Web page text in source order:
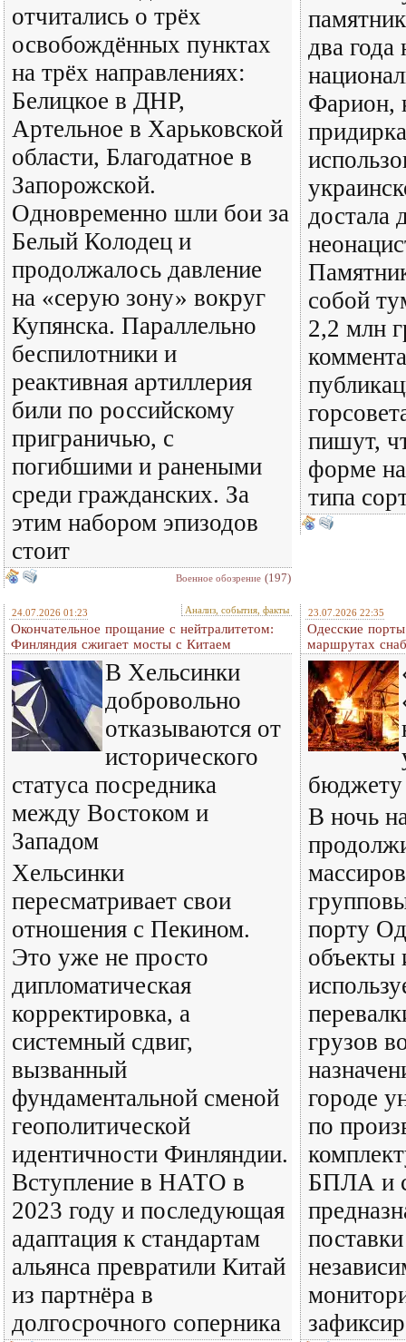
отчитались о трёх
освобождённых пунктах
на трёх направлениях:
Белицкое в ДНР,
Артельное в Харьковской
области, Благодатное в
Запорожской.
Одновременно шли бои за
Белый Колодец и
продолжалось давление
на «серую зону» вокруг
Купянска. Параллельно
беспилотники и
реактивная артиллерия
били по российскому
приграничью, с
погибшими и ранеными
среди гражданских. За
этим набором эпизодов
стоит
Военное обозрение (197)
два года
Фарион,
достала
собой
2,2 млн
пишут,
форме
типа
24.07.2026 01:23 Анализ, события, факты
Окончательное прощание с нейтралитетом:
Финляндия сжигает мосты с Китаем
В Хельсинки
добровольно
отказываются от
исторического
статуса посредника
между Востоком и
Западом
Хельсинки
пересматривает свои
отношения с Пекином.
Это уже не просто
дипломатическая
корректировка, а
системный сдвиг,
вызванный
фундаментальной сменой
геополитической
идентичности Финляндии.
Вступление в НАТО в
2023 году и последующая
адаптация к стандартам
альянса превратили Китай
из партнёра в
долгосрочного соперника
23.07.2026 22:35
Одесские
маршрутах
В ночь
порту
объекты
грузов
городе
по
БПЛА и